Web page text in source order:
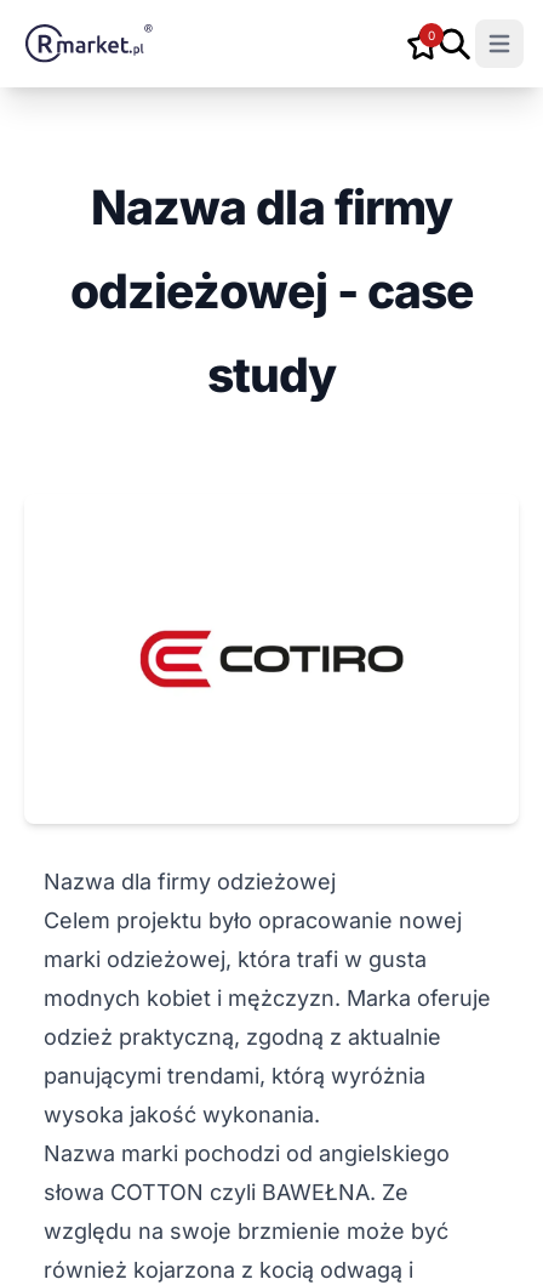
0
Open
Nazwa dla firmy
odzieżowej - case
study
Nazwa dla firmy odzieżowej
Celem projektu było opracowanie nowej
marki odzieżowej, która trafi w gusta
modnych kobiet i mężczyzn. Marka oferuje
odzież praktyczną, zgodną z aktualnie
panującymi trendami, którą wyróżnia
wysoka jakość wykonania.
Nazwa marki pochodzi od angielskiego
słowa COTTON czyli BAWEŁNA. Ze
względu na swoje brzmienie może być
również kojarzona z kocią odwagą i